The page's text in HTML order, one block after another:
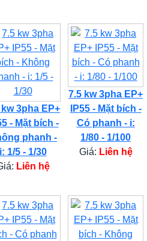
kw 3pha EP+
- Mặt bích -
phanh -
i: 1/5 - 1/30
Liên hệ
7.5 kw 3pha EP+
IP55 - Mặt bích -
Có phanh - i:
1/80 - 1/100
Giá: Liên hệ